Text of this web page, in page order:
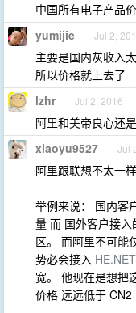
中国所有电子产品
yumijie Jul 2,
主要是国内灰收入
所以价格就上去了
lzhr Jul 2, 2016
阿里和美帝良心还
xiaoyu9527 Jul
阿里跟联想不太一样
举例来说： 国内客
量 而 国外客户接
区。 而阿里不可能
势必会接入 HE.NET
宽。 他现在是想把
价格 远远低于 CN2